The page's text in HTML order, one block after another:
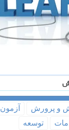
و پرورش آزمون
توسعه